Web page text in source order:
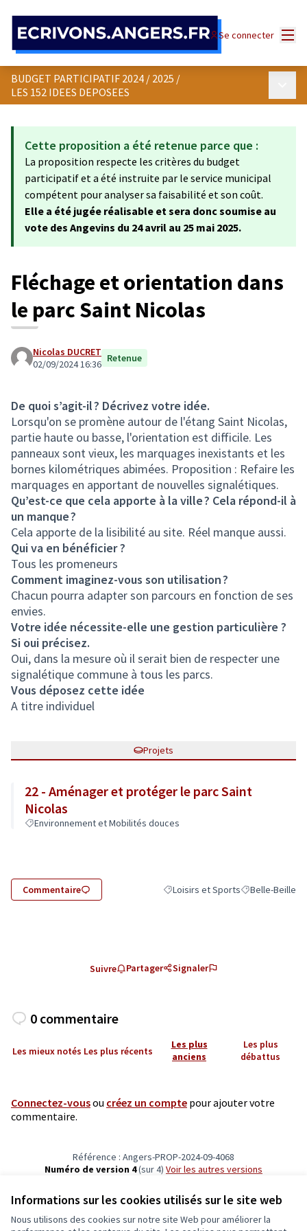
Informations sur les cookies utilisés sur le site web
Nous utilisons des cookies sur notre site Web pour améliorer la
Se connecter
BUDGET PARTICIPATIF 2024 / 2025 /
LES 152 IDEES DEPOSEES
Cette proposition a été retenue parce que :
La proposition respecte les critères du budget
participatif et a été instruite par le service municipal
compétent pour analyser sa faisabilité et son coût.
Elle a été jugée réalisable et sera donc soumise au
vote des Angevins du 24 avril au 25 mai 2025.
Fléchage et orientation dans
le parc Saint Nicolas
Nicolas DUCRET
02/09/2024 16:36 Retenue
De quoi s’agit-il ? Décrivez votre idée.
Lorsqu'on se promène autour de l'étang Saint Nicolas,
partie haute ou basse, l'orientation est difficile. Les
panneaux sont vieux, les marquages inexistants et les
bornes kilométriques abimées. Proposition : Refaire les
marquages en apportant de nouvelles signalétiques.
Qu’est-ce que cela apporte à la ville ? Cela répond-il à
un manque ?
Cela apporte de la lisibilité au site. Réel manque aussi.
Qui va en bénéficier ?
Tous les promeneurs
Comment imaginez-vous son utilisation ?
Chacun pourra adapter son parcours en fonction de ses
envies.
Votre idée nécessite-elle une gestion particulière ?
Si oui précisez.
Oui, dans la mesure où il serait bien de respecter une
signalétique commune à tous les parcs.
Vous déposez cette idée
A titre individuel
Projets
22 - Aménager et protéger le parc Saint
Nicolas
Environnement et Mobilités douces
Commentaire Filtrer les résultats de la
Loisirs et SportsFiltrer les
Belle-Beille
Suivre Partager Signaler
0 commentaire
Les mieux notés Les plus récents
Les plus
anciens
Les plus
débattus
Connectez-vousou créez un compte pour ajouter votre
commentaire.
Référence : Angers-PROP-2024-09-4068
Numéro de version 4(sur 4)
voir les autres versions
Conditions d'utilisation